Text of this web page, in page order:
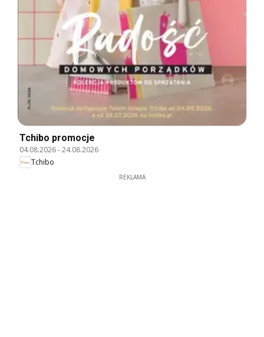
Tchibo promocje
04.08.2026-24.08.2026
Tchibo
REKLAMA